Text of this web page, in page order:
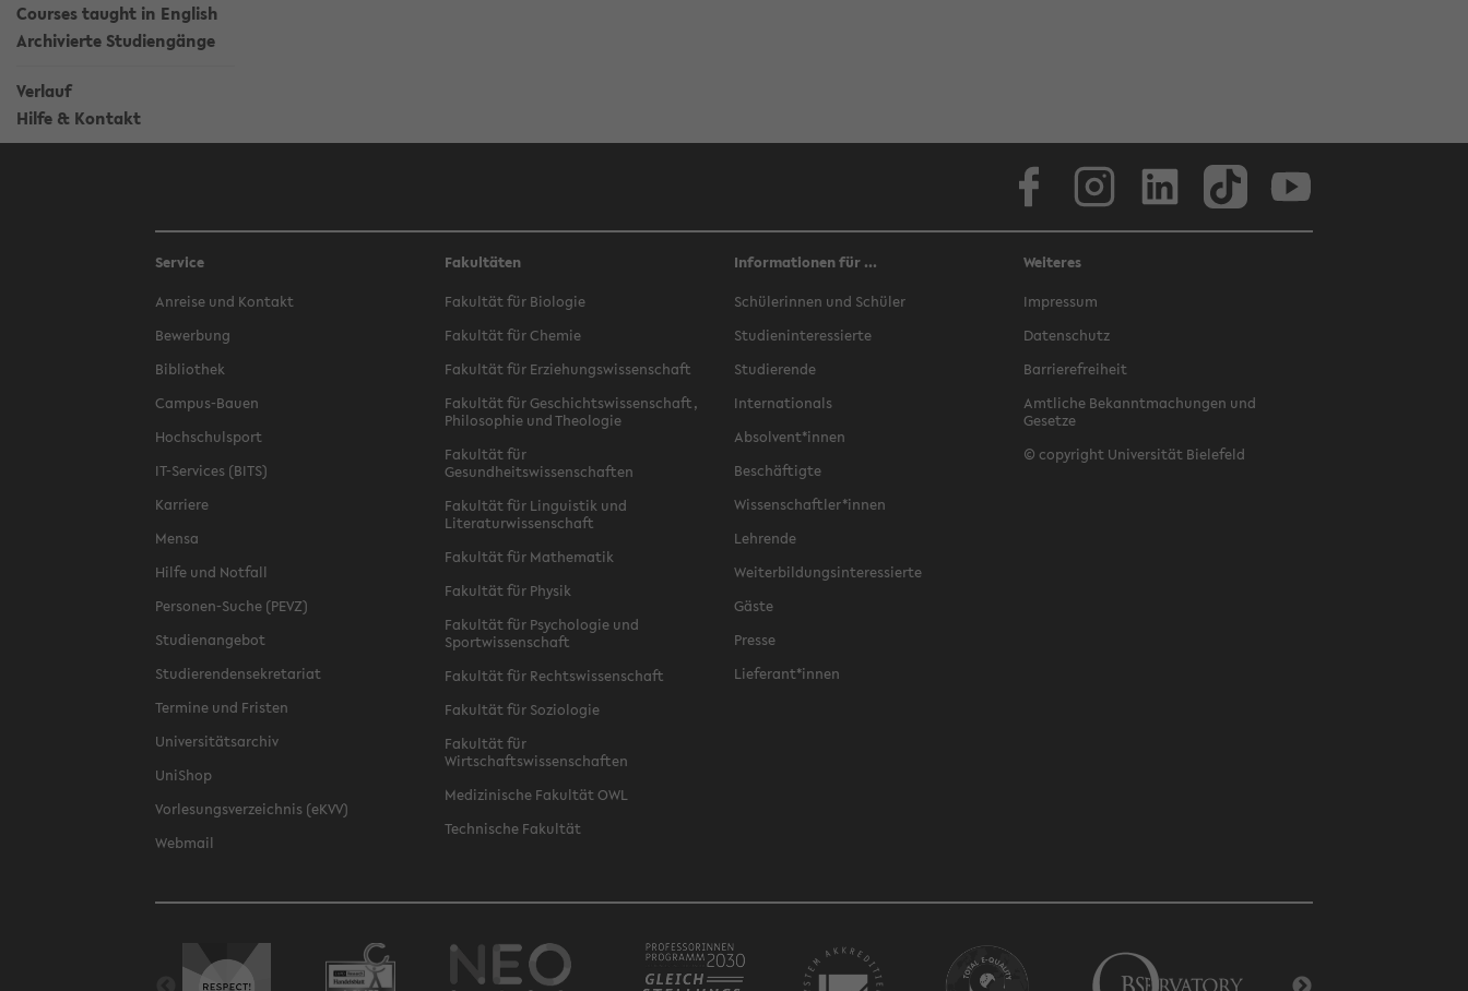
Courses taught in English
Archivierte Studiengänge
Verlauf
Hilfe & Kontakt
Service
Anreise und Kontakt
Bewerbung
Bibliothek
Campus-Bauen
Hochschulsport
IT-Services (BITS)
Karriere
Mensa
Hilfe und Notfall
Personen-Suche (PEVZ)
Studienangebot
Studierendensekretariat
Termine und Fristen
Universitätsarchiv
UniShop
Vorlesungsverzeichnis (eKVV)
Webmail
Fakultäten
Fakultät für Biologie
Fakultät für Chemie
Fakultät für Erziehungswissenschaft
Fakultät für Geschichtswissenschaft,
Philosophie und Theologie
Fakultät für
Gesundheitswissenschaften
Fakultät für Linguistik und
Literaturwissenschaft
Fakultät für Mathematik
Fakultät für Physik
Fakultät für Psychologie und
Sportwissenschaft
Fakultät für Rechtswissenschaft
Fakultät für Soziologie
Fakultät für
Wirtschaftswissenschaften
Medizinische Fakultät OWL
Technische Fakultät
Informationen für ...
Schülerinnen und Schüler
Studieninteressierte
Studierende
Internationals
Absolvent*innen
Beschäftigte
Wissenschaftler*innen
Lehrende
Weiterbildungsinteressierte
Gäste
Presse
Lieferant*innen
Weiteres
Impressum
Datenschutz
Barrierefreiheit
Amtliche Bekanntmachungen und
Gesetze
© copyright Universität Bielefeld